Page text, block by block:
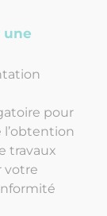
une
pour
travaux
votre